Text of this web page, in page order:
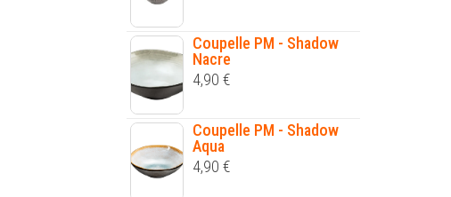
Coupelle PM - Shadow
Nacre
4,90 €
Coupelle PM - Shadow
Aqua
4,90 €